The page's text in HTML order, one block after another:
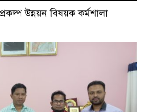
উন্নয়ন বিষয়ক কর্মশালা